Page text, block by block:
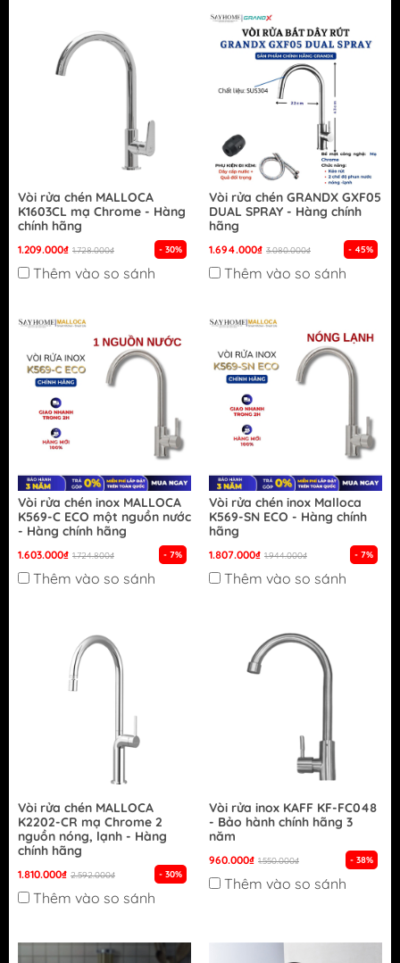
Vòi rửa chén MALLOCA
K1603CL mạ Chrome - Hàng
chính hãng
1.209.000₫ 1.728.000₫ - 30%
Thêm vào so sánh
Vòi rửa chén GRANDX GXF05
DUAL SPRAY - Hàng chính
hãng
1.694.000₫ 3.080.000₫ - 45%
Thêm vào so sánh
Vòi rửa chén inox MALLOCA
K569-C ECO một nguồn nước
- Hàng chính hãng
1.603.000₫ 1.724.800₫ - 7%
Thêm vào so sánh
Vòi rửa chén inox Malloca
K569-SN ECO - Hàng chính
hãng
1.807.000₫ 1.944.000₫ - 7%
Thêm vào so sánh
Vòi rửa chén MALLOCA
K2202-CR mạ Chrome 2
nguồn nóng, lạnh - Hàng
chính hãng
1.810.000₫ 2.592.000₫ - 30%
Thêm vào so sánh
Vòi rửa inox KAFF KF-FC048
- Bảo hành chính hãng 3
năm
960.000₫ 1.550.000₫ - 38%
Thêm vào so sánh